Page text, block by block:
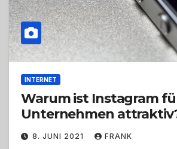
INTERNET
Warum ist Instagram
Unternehmen
8. JUNI 2021 FRANK